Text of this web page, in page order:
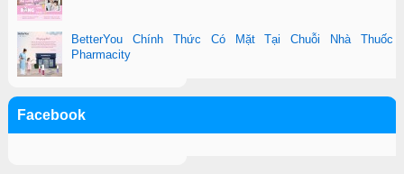
BetterYou Chính Thức Có Mặt Tại Chuỗi Nhà Thuốc
Pharmacity
Facebook